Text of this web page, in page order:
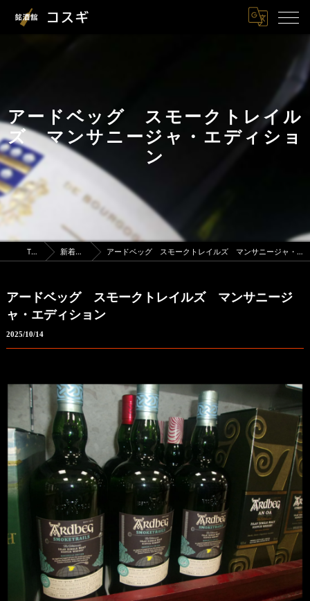
アードベッグ スモークトレイル
ズ マンサニージャ・エディショ
ン
TOP 新着情報 アードベッグ スモークトレイルズ マンサニージャ・エディション
アードベッグ スモークトレイルズ マンサニージ
ャ・エディション
2025/10/14